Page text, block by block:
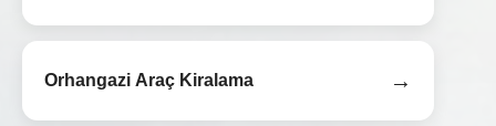
Orhangazi Araç Kiralama →